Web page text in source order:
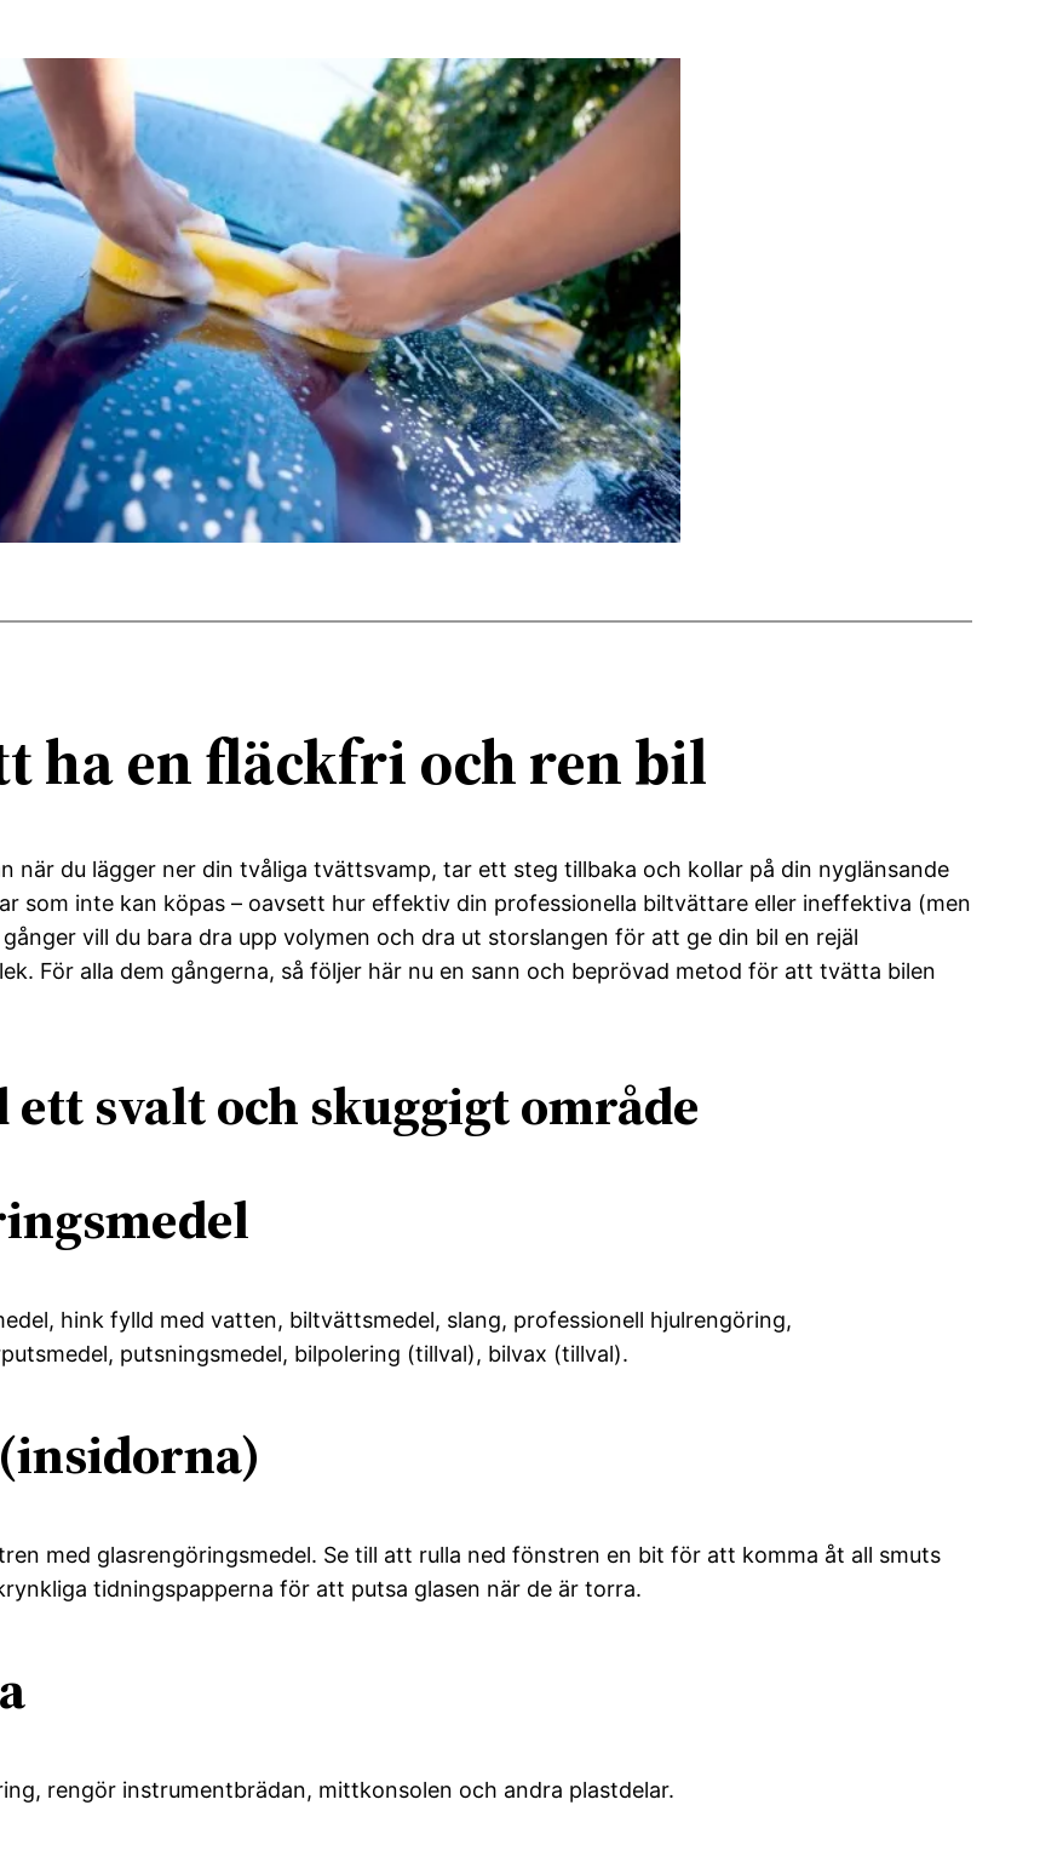
ha en fläckfri och ren bil
när du lägger ner din tvåliga tvättsvamp, tar ett steg tillbaka och kollar på din nyglänsande
som inte kan köpas – oavsett hur effektiv din professionella biltvättare eller ineffektiva (men
vill du bara dra upp volymen och dra ut storslangen för att ge din bil en rejäl
För alla dem gångerna, så följer här nu en sann och beprövad metod för att tvätta bilen
svalt och skuggigt område
hink fylld med vatten, biltvättsmedel, slang, professionell hjulrengöring,
putsningsmedel, bilpolering (tillval), bilvax (tillval).
med glasrengöringsmedel. Se till att rulla ned fönstren en bit för att komma åt all smuts
tidningspapperna för att putsa glasen när de är torra.
rengör instrumentbrädan, mittkonsolen och andra plastdelar.